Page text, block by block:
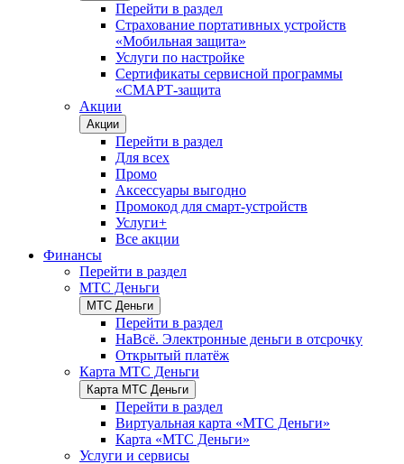
Перейти в раздел
Страхование портативных устройств
«Мобильная защита»
Услуги по настройке
Сертификаты сервисной программы
«СМАРТ-защита
Акции
Акции
Перейти в раздел
Для всех
Промо
Аксессуары выгодно
Промокод для смарт-устройств
Услуги+
Все акции
Финансы
Перейти в раздел
МТС Деньги
МТС Деньги
Перейти в раздел
НаВсё. Электронные деньги в отсрочку
Открытый платёж
Карта МТС Деньги
Карта МТС Деньги
Перейти в раздел
Виртуальная карта «МТС Деньги»
Карта «МТС Деньги»
Услуги и сервисы